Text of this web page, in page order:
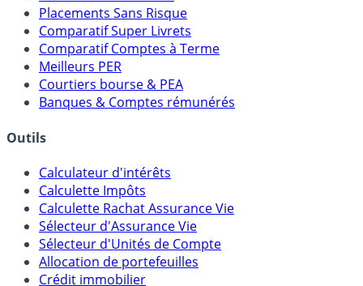
Meilleures Assurances-Vie
Meilleurs Fonds Euros
Placements Sans Risque
Comparatif Super Livrets
Comparatif Comptes à Terme
Meilleurs PER
Banques & Comptes rémunérés
Outils
Calculateur d'intérêts
Calculette Impôts
Calculette Rachat Assurance Vie
Sélecteur d'Assurance Vie
Sélecteur d'Unités de Compte